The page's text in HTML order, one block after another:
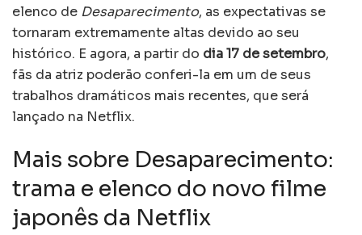
elenco de Desaparecimento, as expectativas se
tornaram extremamente altas devido ao seu
histórico. E agora, a partir do dia 17 de setembro,
fãs da atriz poderão conferi-la em um de seus
trabalhos dramáticos mais recentes, que será
lançado na Netflix.
Mais sobre Desaparecimento:
trama e elenco do novo filme
japonês da Netflix